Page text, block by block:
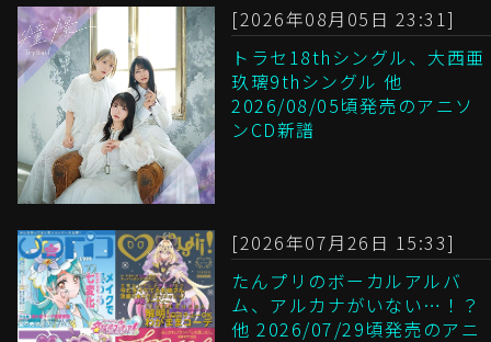
[2026年08月05日 23:31]
トラセ18thシングル、大西亜
玖璃9thシングル 他
2026/08/05頃発売のアニソ
ンCD新譜
[2026年07月26日 15:33]
たんプリのボーカルアルバ
ム、アルカナがいない…！？
他 2026/07/29頃発売のアニ